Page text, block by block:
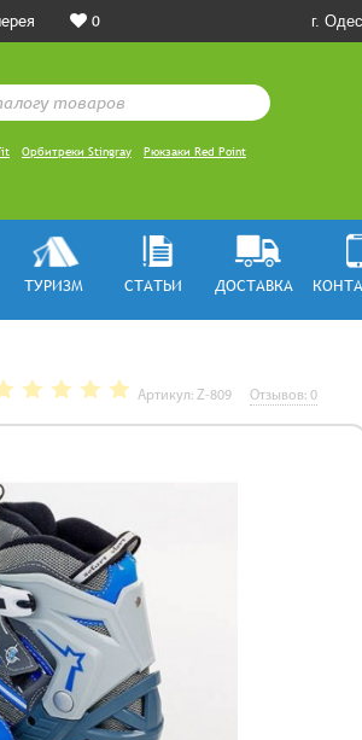
0 г.
Орбитреки Stingray Рюкзаки Red Point
ТУРИЗМ СТАТЬИ ДОСТАВКА
Артикул: Z-809 Отзывов: 0